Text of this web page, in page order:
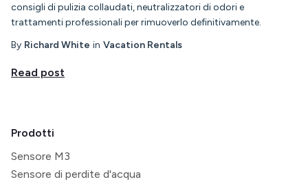
consigli di pulizia collaudati, neutralizzatori di odori e
trattamenti professionali per rimuoverlo definitivamente.
By Richard White in Vacation Rentals
Read post
Prodotti
Sensore M3
Sensore di perdite d'acqua